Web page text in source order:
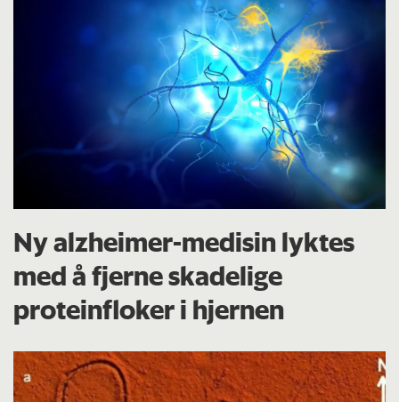
Ny alzheimer-medisin lyktes
med å fjerne skadelige
proteinfloker i hjernen